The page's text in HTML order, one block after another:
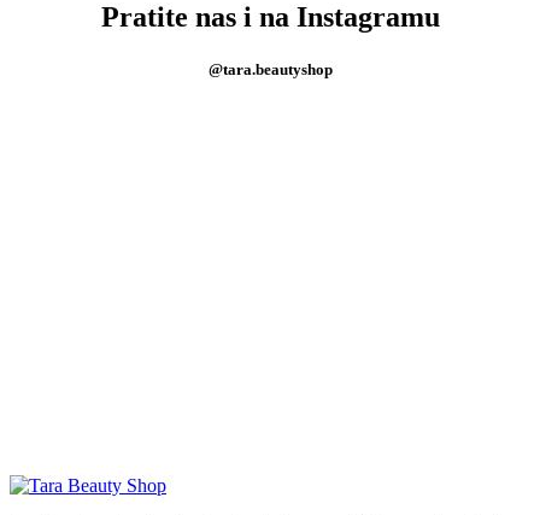
Pratite nas i na Instagramu
@tara.beautyshop